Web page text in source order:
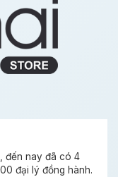
đến nay đã có 4
đại lý đồng hành.